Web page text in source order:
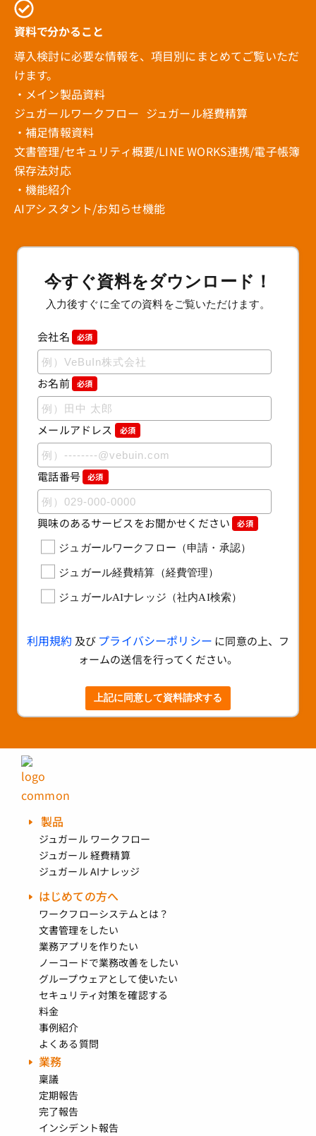
資料で分かること
導入検討に必要な情報を、項目別にまとめてご覧いただ
けます。
・メイン製品資料
ジュガールワークフロー ジュガール経費精算
・補足情報資料
文書管理/セキュリティ概要/LINE WORKS連携/電子帳簿
保存法対応
・機能紹介
AIアシスタント/お知らせ機能
今すぐ資料をダウンロード！
入力後すぐに全ての資料をご覧いただけます。
会社名 必須
お名前 必須
メールアドレス 必須
電話番号 必須
興味のあるサービスをお聞かせください 必須
ジュガールワークフロー（申請・承認）
ジュガール経費精算（経費管理）
ジュガールAIナレッジ（社内AI検索）
利用規約 及び プライバシーポリシー に同意の上、フ
ォームの送信を行ってください。
上記に同意して資料請求する
製品
ジュガール ワークフロー
ジュガール 経費精算
ジュガール AIナレッジ
はじめての方へ
ワークフローシステムとは？
文書管理をしたい
業務アプリを作りたい
ノーコードで業務改善をしたい
グループウェアとして使いたい
セキュリティ対策を確認する
料金
事例紹介
よくある質問
業務
稟議
定期報告
完了報告
インシデント報告